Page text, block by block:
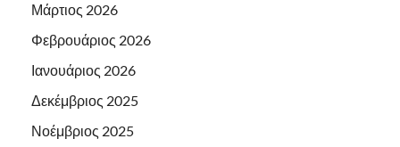
Μάρτιος 2026
Φεβρουάριος 2026
Ιανουάριος 2026
Δεκέμβριος 2025
Νοέμβριος 2025